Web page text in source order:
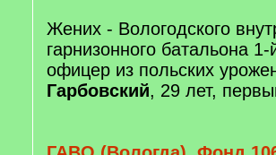
Жених - Вологодского
гарнизонного батальона
офицер из польских
Гарбовский, 29 лет,